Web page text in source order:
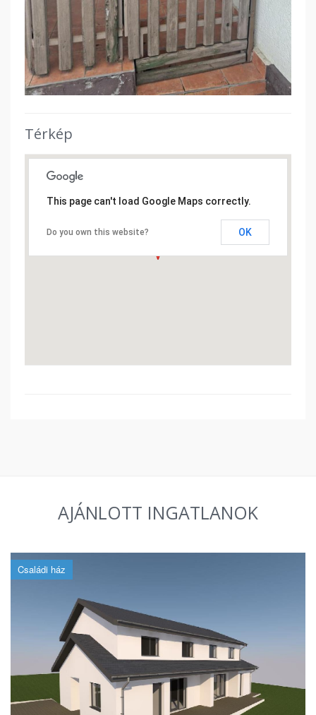
Térkép
This page can't load Google Maps correctly.
Do you own this website? OK
AJÁNLOTT INGATLANOK
Családi ház